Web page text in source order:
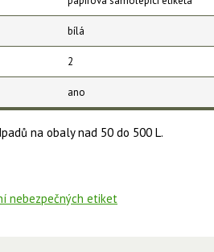
bílá
2
ano
na obaly nad 50 do 500 L.
nebezpečných etiket